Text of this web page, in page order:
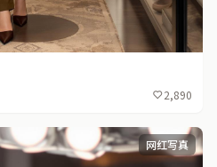
2,890
网红写真